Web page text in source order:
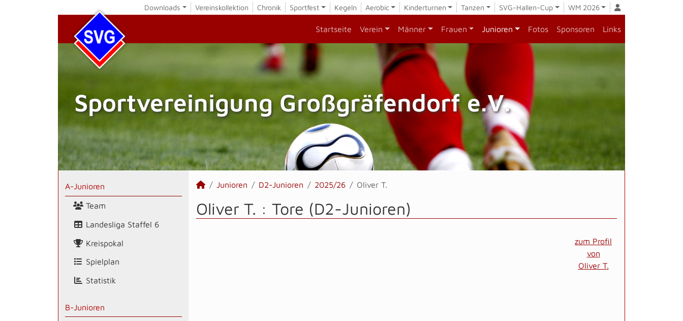
Downloads Vereinskollektion Chronik Sportfest Kegeln Aerobic Kinderturnen Tanzen SVG-Hallen-Cup WM 2026
Startseite Verein Männer Frauen Junioren Fotos Sponsoren Links
Sportvereinigung Großgräfendorf e.V.
A-Junioren
Team
Landesliga Staffel 6
Kreispokal
Spielplan
Statistik
B-Junioren
Junioren D2-Junioren 2025/26 Oliver T.
Oliver T. : Tore (D2-Junioren)
zum Profil
von
Oliver T.